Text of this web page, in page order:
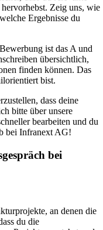
Zeig uns, wie
Ergebnisse du
ist das A und
übersichtlich,
finden können. Das
bist.
dass deine
bitte über unsere
bearbeiten und du
bei Infranext AG!
bei
an denen die
du die